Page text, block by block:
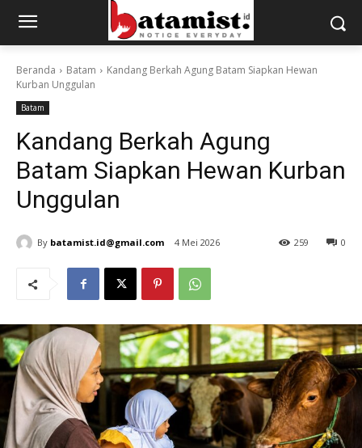
Beranda Batam
Kandang Berkah Agung Batam Siapkan Hewan
Kurban Unggulan
Batam
Kandang Berkah Agung
Batam Siapkan Hewan Kurban
Unggulan
By batamist.id@gmail.com 4 Mei 2026 0
259